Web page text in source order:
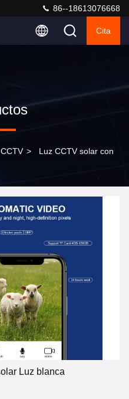
86--18613076668
Cita
> Luz CCTV solar con
Luz blanca